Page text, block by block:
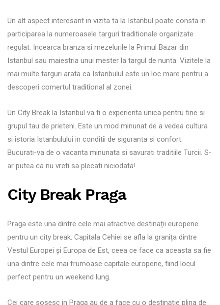
Un alt aspect interesant in vizita ta la Istanbul poate consta in
participarea la numeroasele targuri traditionale organizate
regulat. Incearca branza si mezelurile la Primul Bazar din
Istanbul sau maiestria unui mester la targul de nunta. Vizitele la
mai multe targuri arata ca Istanbulul este un loc mare pentru a
descoperi comertul traditional al zonei.
Un City Break la Istanbul va fi o experienta unica pentru tine si
grupul tau de prieteni. Este un mod minunat de a vedea cultura
si istoria Istanbulului in conditii de siguranta si confort.
Bucurati-va de o vacanta minunata si savurati traditiile Turcii. S-
ar putea ca nu vreti sa plecati niciodata!
City Break Praga
Praga este una dintre cele mai atractive destinații europene
pentru un city break. Capitala Cehiei se afla la granița dintre
Vestul Europei și Europa de Est, ceea ce face ca aceasta sa fie
una dintre cele mai frumoase capitale europene, fiind locul
perfect pentru un weekend lung.
Cei care sosesc in Praga au de a face cu o destinație plina de